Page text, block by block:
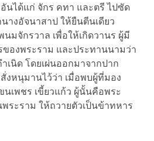
นได้แก่ จักร คทา และตรี ไปซัด
างอัจนาสาป ให้ยืนตีนเดียว
นมจักรวาล เพื่อให้เกิดวานร ผู้มี
องพระราม และประทานนามว่า
เนิด โดยเผ่นออกมาจากปาก
งหนุมานไว้ว่า เมื่อพบผู้ที่มอง
เพชร เขี้ยวแก้ว ผู้นั้นคือพระ
ระราม ให้ถวายตัวเป็นข้าทหาร